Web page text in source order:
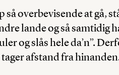
overbevisende at gå,
lande og så samtidig
og slås hele da’n”.
afstand fra